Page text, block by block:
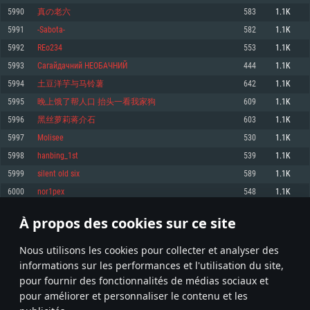
À propos des cookies sur ce site
Nous utilisons les cookies pour collecter et analyser des
informations sur les performances et l'utilisation du site,
pour fournir des fonctionnalités de médias sociaux et
pour améliorer et personnaliser le contenu et les
Mémoire: 4 GB
Carte graphique supportant DirectX 11: AMD Radeon 77XX / NVIDIA
GeForce GTX 660. La résolution minimale supportée par le jeu est de 720p
Connection: Connexion Internet à haut débit
Disque dur: 23.1 Go (client minimal)
Recommandée
1060 et plus, Radeon RX 570 et plus.
Disque dur: 75.9 Go (client complet)
pas supportés)
Mémoire: 6 GB
Carte graphique: Intel Iris Pro 5200 (Mac), ou analogue AMD/Nvidia. La
résolution minimale supportée par le jeu est de 720p.
Connection: Connexion Internet à haut débit
Disque dur: 62,2 Go (client minimal)
Recommandée
OS: Mac OS Big Sur 11.0 ou plus récent
Processeur: Core i7 (Les processeurs Intel Xeon ne sont pas supportés)
Mémoire: 8 GB
Carte graphique: Radeon Vega II ou plus avec support de Metal
Disque dur: 62,2 Go (client complet)
Mémoire: 4 GB
Carte graphique: NVIDIA 660 avec les derniers drivers (moins de 6 mois) /
de même pour AMD (La résolution minimale supportée par le jeu est de
720p)
Connection: Connexion Internet à haut débit
Disque dur: 62,2 Go (client minimal)
Recommandée
OS: Ubuntu 20.04 64bit
Processeur: Intel Core i7
Mémoire: 8 GB
Carte graphique: NVIDIA 1060 avec les derniers drivers (moins de 6 mois) /
6 mois et supportant Vulkan
Connection: Connexion Internet à haut débit
Disque dur: 60,2 Go (client complet)
5990 真の老六 583 1.1K
5991 -Sabota- 582 1.1K
5992 REo234 553 1.1K
5993 Сагайдачний НЕОБАЧНИЙ 444 1.1K
5994 土豆洋芋与马铃薯 642 1.1K
5995 晚上饿了帮人口 抬头一看我家狗 609 1.1K
5996 黑丝萝莉蒋介石 603 1.1K
5997 Molisee 530 1.1K
5998 hanbing_1st 539 1.1K
5999 silent old six 589 1.1K
6000 nor1pex 548 1.1K
* Classement mis à jour quotidiennement
299 300 301 400